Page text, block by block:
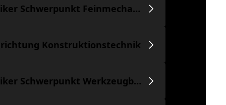
Feinwerkmechaniker Schwerpunkt Feinmechanik
Konstruktionstechnik
Feinwerkmechaniker Schwerpunkt Werkzeugbau